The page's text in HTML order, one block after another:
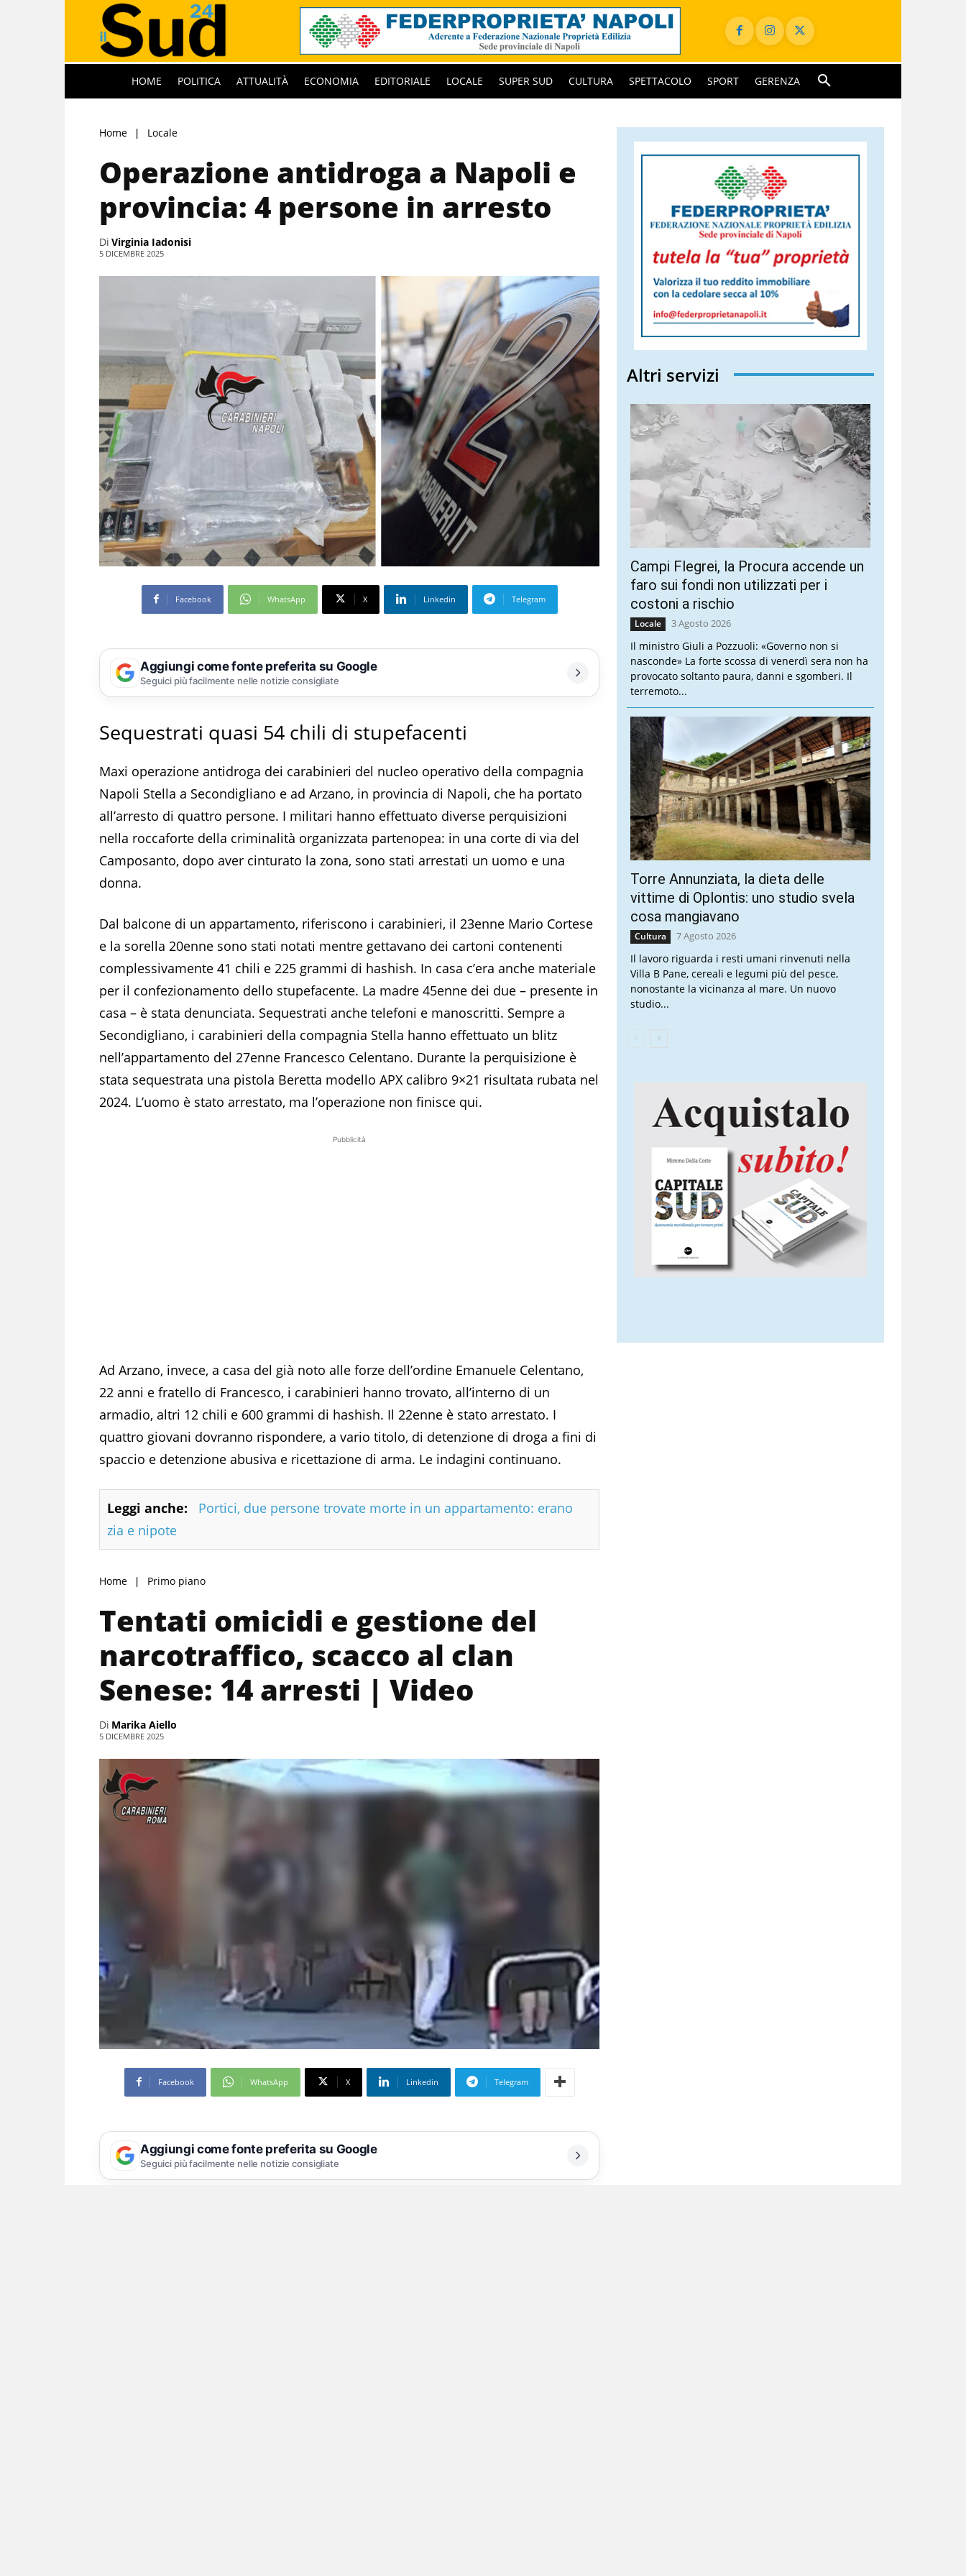
HOME POLITICA ATTUALITÀ ECONOMIA EDITORIALE LOCALE SUPER SUD CULTURA SPETTACOLO SPORT GERENZA
Home Locale
Operazione antidroga a Napoli e
provincia: 4 persone in arresto
Di Virginia Iadonisi
5 DICEMBRE 2025
Facebook WhatsApp X Linkedin Telegram
Aggiungi come fonte preferita su Google
Seguici più facilmente nelle notizie consigliate
Sequestrati quasi 54 chili di stupefacenti
Maxi operazione antidroga dei carabinieri del nucleo operativo della compagnia
Napoli Stella a Secondigliano e ad Arzano, in provincia di Napoli, che ha portato
all’arresto di quattro persone. I militari hanno effettuato diverse perquisizioni
nella roccaforte della criminalità organizzata partenopea: in una corte di via del
Camposanto, dopo aver cinturato la zona, sono stati arrestati un uomo e una
donna.
Dal balcone di un appartamento, riferiscono i carabinieri, il 23enne Mario Cortese
e la sorella 20enne sono stati notati mentre gettavano dei cartoni contenenti
complessivamente 41 chili e 225 grammi di hashish. In casa c’era anche materiale
per il confezionamento dello stupefacente. La madre 45enne dei due – presente in
casa – è stata denunciata. Sequestrati anche telefoni e manoscritti. Sempre a
Secondigliano, i carabinieri della compagnia Stella hanno effettuato un blitz
nell’appartamento del 27enne Francesco Celentano. Durante la perquisizione è
stata sequestrata una pistola Beretta modello APX calibro 9×21 risultata rubata nel
2024. L’uomo è stato arrestato, ma l’operazione non finisce qui.
Pubblicità
Ad Arzano, invece, a casa del già noto alle forze dell’ordine Emanuele Celentano,
22 anni e fratello di Francesco, i carabinieri hanno trovato, all’interno di un
armadio, altri 12 chili e 600 grammi di hashish. Il 22enne è stato arrestato. I
quattro giovani dovranno rispondere, a vario titolo, di detenzione di droga a fini di
spaccio e detenzione abusiva e ricettazione di arma. Le indagini continuano.
Leggi anche:
Portici, due persone trovate morte in un appartamento: erano
zia e nipote
Home Primo piano
Tentati omicidi e gestione del
narcotraffico, scacco al clan
Senese: 14 arresti | Video
Di Marika Aiello
5 DICEMBRE 2025
Facebook WhatsApp X Linkedin Telegram
Aggiungi come fonte preferita su Google
Seguici più facilmente nelle notizie consigliate
Altri servizi
Campi Flegrei, la Procura accende un
faro sui fondi non utilizzati per i
costoni a rischio
Locale 3 Agosto 2026
Il ministro Giuli a Pozzuoli: «Governo non si
nasconde» La forte scossa di venerdì sera non ha
provocato soltanto paura, danni e sgomberi. Il
terremoto...
Torre Annunziata, la dieta delle
vittime di Oplontis: uno studio svela
cosa mangiavano
Cultura 7 Agosto 2026
Il lavoro riguarda i resti umani rinvenuti nella
Villa B Pane, cereali e legumi più del pesce,
nonostante la vicinanza al mare. Un nuovo
studio...